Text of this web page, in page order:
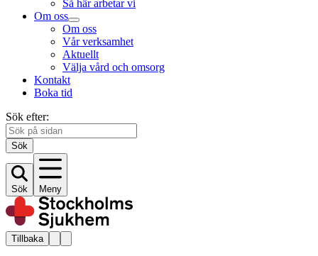
Så här arbetar vi
Om oss
Om oss
Vår verksamhet
Aktuellt
Välja vård och omsorg
Kontakt
Boka tid
Sök efter:
Sök
Sök Meny
Tillbaka